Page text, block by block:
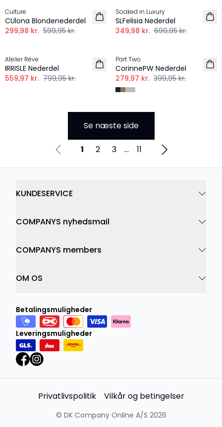
Culture
CUlona Blondenederdel
299,98 kr. 599,95 kr.
Soaked in Luxury
SLFelisia Nederdel
349,98 kr. 699,95 kr.
Atelier Rêve
IRRISLE Nederdel
559,97 kr. 799,95 kr.
Part Two
CorinnePW Nederdel
279,97 kr. 399,95 kr.
Se næste side
1 2 3 ... 11
KUNDESERVICE
COMPANYS nyhedsmail
COMPANYS members
OM OS
Betalingsmuligheder
Leveringsmuligheder
Privatlivspolitik Vilkår og betingelser
© DK Company Online A/S 2026